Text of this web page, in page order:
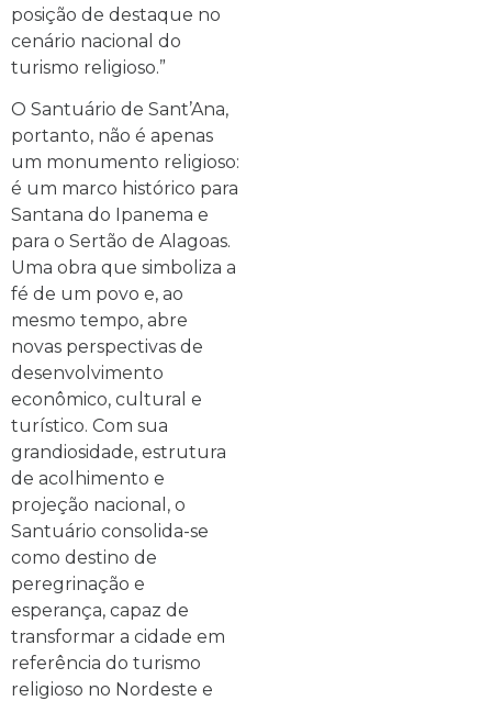
posição de destaque no
cenário nacional do
turismo religioso.”
O Santuário de Sant’Ana,
portanto, não é apenas
um monumento religioso:
é um marco histórico para
Santana do Ipanema e
para o Sertão de Alagoas.
Uma obra que simboliza a
fé de um povo e, ao
mesmo tempo, abre
novas perspectivas de
desenvolvimento
econômico, cultural e
turístico. Com sua
grandiosidade, estrutura
de acolhimento e
projeção nacional, o
Santuário consolida-se
como destino de
peregrinação e
esperança, capaz de
transformar a cidade em
referência do turismo
religioso no Nordeste e